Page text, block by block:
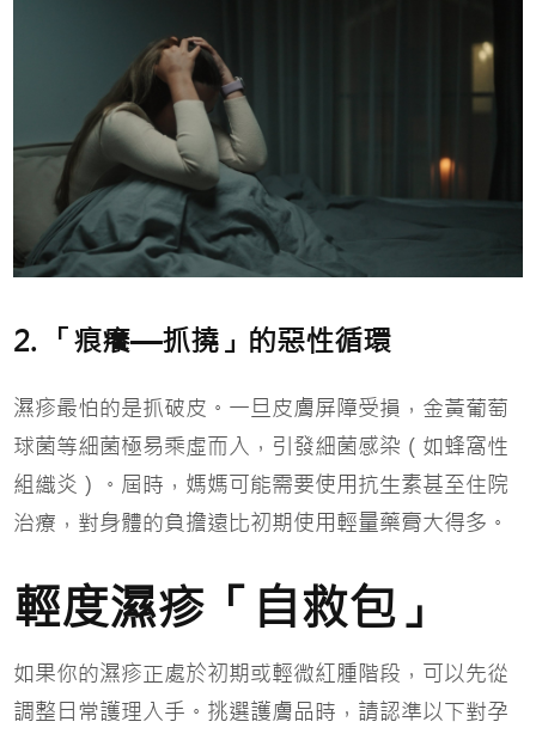
2. 「痕癢—抓撓」的惡性循環
濕疹最怕的是抓破皮。一旦皮膚屏障受損，金黃葡萄
球菌等細菌極易乘虛而入，引發細菌感染（如蜂窩性
組織炎）。屆時，媽媽可能需要使用抗生素甚至住院
治療，對身體的負擔遠比初期使用輕量藥膏大得多。
輕度濕疹「自救包」
如果你的濕疹正處於初期或輕微紅腫階段，可以先從
調整日常護理入手。挑選護膚品時，請認準以下對孕